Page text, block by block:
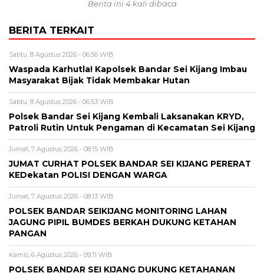
Berita ini 4 kali dibaca
BERITA TERKAIT
Sabtu, 8 Agustus 2026 - 06:56 WIB
Waspada Karhutla! Kapolsek Bandar Sei Kijang Imbau
Masyarakat Bijak Tidak Membakar Hutan
Sabtu, 8 Agustus 2026 - 06:53 WIB
Polsek Bandar Sei Kijang Kembali Laksanakan KRYD,
Patroli Rutin Untuk Pengaman di Kecamatan Sei Kijang
Jumat, 7 Agustus 2026 - 08:15 WIB
JUMAT CURHAT POLSEK BANDAR SEI KIJANG PERERAT
KEDekatan POLISI DENGAN WARGA
Jumat, 7 Agustus 2026 - 08:13 WIB
POLSEK BANDAR SEIKIJANG MONITORING LAHAN
JAGUNG PIPIL BUMDES BERKAH DUKUNG KETAHAN
PANGAN
Kamis, 6 Agustus 2026 - 09:11 WIB
POLSEK BANDAR SEI KIJANG DUKUNG KETAHANAN